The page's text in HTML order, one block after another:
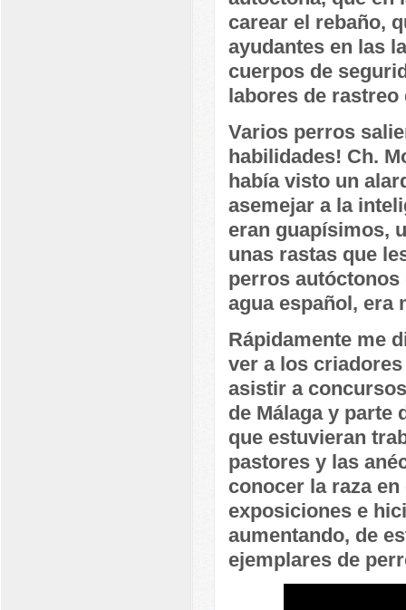
carear el rebaño,
ayudantes en las
cuerpos de
labores de
Varios perros
habilidades! Ch.
había visto un
asemejar a la
eran guapísimos,
unas rastas que
perros autóctonos
agua español, era
Rápidamente me
ver a los
asistir a
de Málaga y parte
que estuvieran
pastores y las
conocer la raza
exposiciones e
aumentando, de
ejemplares de